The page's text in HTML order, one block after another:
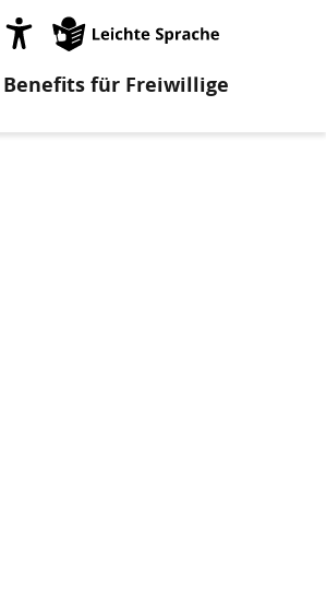
Benefits für Freiwillige